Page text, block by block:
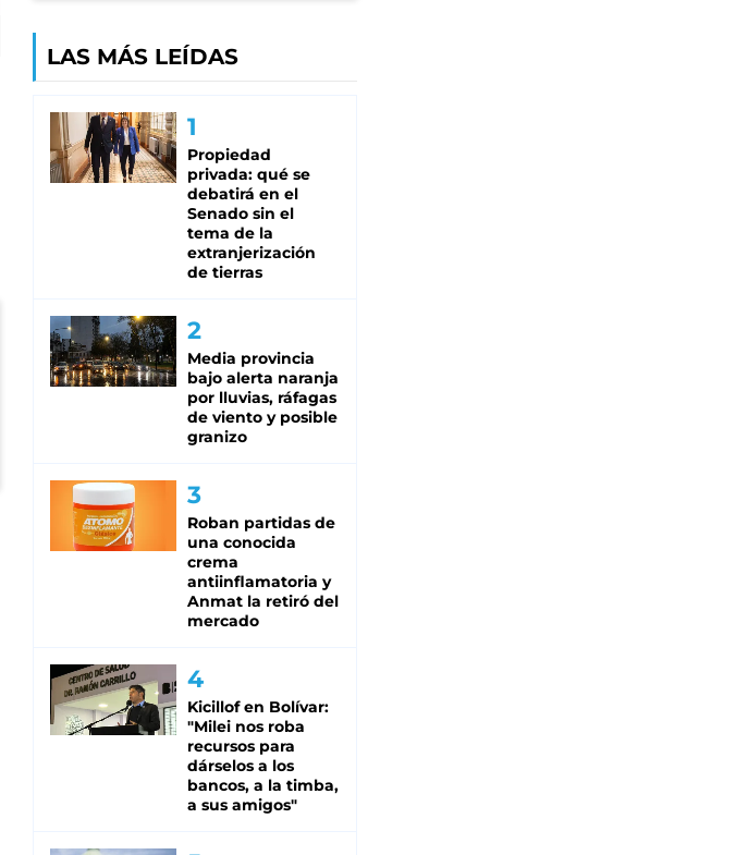
LAS MÁS LEÍDAS
Propiedad
privada: qué se
debatirá en el
Senado sin el
tema de la
extranjerización
de tierras
Media provincia
bajo alerta naranja
por lluvias, ráfagas
de viento y posible
granizo
Roban partidas de
una conocida
crema
antiinflamatoria y
Anmat la retiró del
mercado
Kicillof en Bolívar:
"Milei nos roba
recursos para
dárselos a los
bancos, a la timba,
a sus amigos"